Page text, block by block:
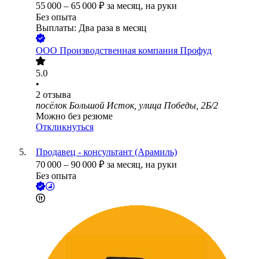
55 000 – 65 000 ₽ за месяц, на руки
Без опыта
Выплаты: Два раза в месяц
ООО Производственная компания Профуд
5.0
•
2 отзыва
посёлок Большой Исток, улица Победы, 2Б/2
Можно без резюме
Откликнуться
Продавец - консультант (Арамиль)
70 000 – 90 000 ₽ за месяц, на руки
Без опыта